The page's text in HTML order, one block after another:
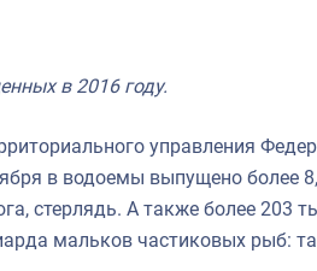
в 2016 году.
управления
в водоемы выпущено более
стерлядь. А также более 203
мальков частиковых рыб: